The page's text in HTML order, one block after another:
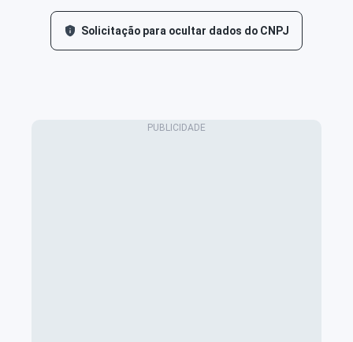
Solicitação para ocultar dados do CNPJ